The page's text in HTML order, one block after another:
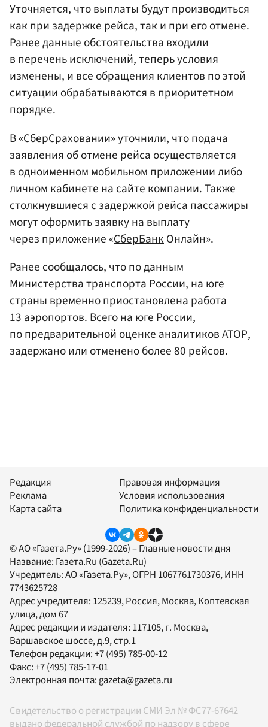
Уточняется, что выплаты будут производиться
как при задержке рейса, так и при его отмене.
Ранее данные обстоятельства входили
в перечень исключений, теперь условия
изменены, и все обращения клиентов по этой
ситуации обрабатываются в приоритетном
порядке.
В «СберСраховании» уточнили, что подача
заявления об отмене рейса осуществляется
в одноименном мобильном приложении либо
личном кабинете на сайте компании. Также
столкнувшиеся с задержкой рейса пассажиры
могут оформить заявку на выплату
через приложение «СберБанк Онлайн».
Ранее сообщалось, что по данным
Министерства транспорта России, на юге
страны временно приостановлена работа
13 аэропортов. Всего на юге России,
по предварительной оценке аналитиков АТОР,
задержано или отменено более 80 рейсов.
Редакция
Реклама
Карта сайта
Правовая информация
Условия использования
Политика конфиденциальности
© АО «Газета.Ру» (1999-2026) – Главные новости дня
Название: Газета.Ru (Gazeta.Ru)
Учредитель:АО «Газета.Ру», ОГРН 1067761730376, ИНН
7743625728
Адрес учредителя: 125239, Россия, Москва, Коптевская
улица, дом 67
Адрес редакции и издателя: 117105, г. Москва,
Варшавское шоссе, д.9, стр.1
Телефон редакции:+7 (495) 785-00-12
Факс:+7 (495) 785-17-01
Электронная почта:gazeta@gazeta.ru
Свидетельство о регистрации СМИ Эл № ФС77-67642
выдано федеральной службой по надзору в сфере